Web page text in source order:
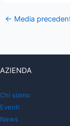
← Media
AZIENDA
Chi siamo
Eventi
News